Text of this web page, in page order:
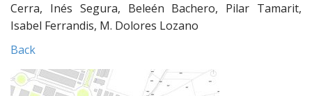
Cerra, Inés Segura, Beleén Bachero, Pilar Tamarit,
Isabel Ferrandis, M. Dolores Lozano
Back